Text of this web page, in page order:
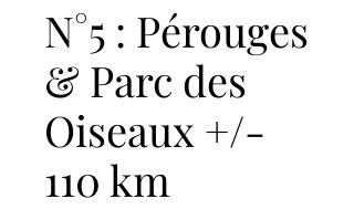
N°5 : Pérouges
& Parc des
Oiseaux +/-
110 km